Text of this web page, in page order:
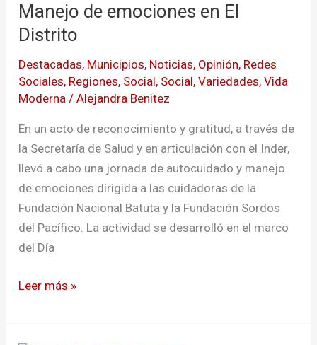
Manejo de emociones en El
Distrito
Destacadas, Municipios, Noticias, Opinión, Redes
Sociales, Regiones, Social, Social,Variedades,Vida
Moderna /Alejandra Benitez
En un acto de reconocimiento y gratitud, a través de
la Secretaría de Salud y en articulación con el Inder,
llevó a cabo una jornada de autocuidado y manejo
de emociones dirigida a las cuidadoras de la
Fundación Nacional Batuta y la Fundación Sordos
del Pacífico. La actividad se desarrolló en el marco
del Día
emociones
en
Distrito
Leer más »